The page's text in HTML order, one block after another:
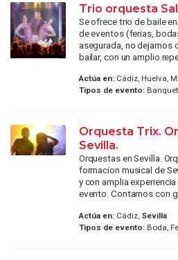
Trio orquesta
Se ofrece trio de baile
de eventos (ferias,
asegurada, no dejamos
bailar, con un amplio
Actúa en:Cádiz, Huelva,
Tipos de evento:
Orquesta Trix.
Sevilla.
Orquestas en Sevilla.
formacion musical de
y con amplia
evento. Contamos con
Actúa en:Cádiz, Sevilla
Tipos de evento:Boda,